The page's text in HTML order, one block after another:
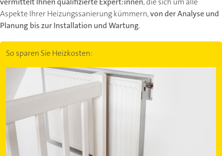
Aspekte Ihrer Heizungssanierung kümmern,von der Analyse und
Planung bis zur Installation und Wartung.
So sparen Sie Heizkosten: